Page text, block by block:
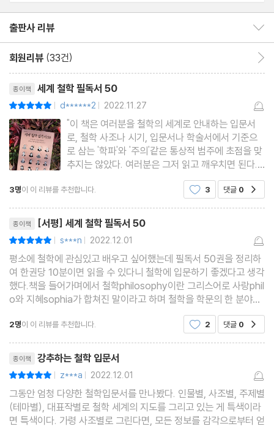
실은 논쟁이 필요 없는 위대한 철학서들의 책을 읽어봄으로써 잃을
것은 하나도 없고 무엇이든 얻게 될 것이라는 점이다.
《전쟁과 평화》로 고찰하는 지식에 접근하는 두 가지 방법
10. 데이비드 봄의 《전체와 접힌 질서》
전체론적 사고로 주류 양자론을 뒤집은 과학서이자 철학서
11. 주디스 버틀러의 《젠더 트러블》
페미니즘의 패러다임을 전복시킨 페미니즘의 고전
12. 노암 촘스키의 《촘스키, 세상의 물음에 답하다》
촘스키의 사상을 포괄적으로 조명하는 10년의 기록
13. 키케로의 《키케로의 의무론》
성경 다음으로 가장 많이 인쇄된 도덕 교육서이자 정치이론서
14. 공자의 《논어》
공자와 제자들이 이야기로 쌓은 세상 이치의 모든 것
16. 랄프 왈도 에머슨의 〈운명〉
운명 그리고 인간의 자유와 의지에서 찾은 인생의 법칙
출판사 리뷰
회원리뷰 (33건)
종이책 세계 철학 필독서 50
| d******2 | 2022.11.27
"이 책은 여러분을 철학의 세계로 안내하는 입문서
로, 철학 사조나 시기, 입문서나 학술서에서 기준으
로 삼는 '학파'와 '주의'같은 통상적 범주에 초점을 맞
추지는 않았다. 여러분은 그저 읽고 깨우치면 된다."
고, 단지, 철학서를 요약했을 것 같아서 읽을지 말지
들
3명이 이 리뷰를 추천합니다. 3 댓글 0
종이책 [서평] 세계 철학 필독서 50
| s***n | 2022.12.01
평소에 철학에 관심있고 배우고 싶어했는데 필독서 50권을 정리하
여 한권당 10분이면 읽을 수 있다니 철학에 입문하기 좋겠다고 생각
했다.책을 들어가며에서 철학philosophy이란 그리스어로 사랑phil
o와 지혜sophia가 합쳐진 말이라고 하며 철학을 학문의 한 분야인
동시에 개인적인 가치관이라고 말했다.?그래서인지 배우는 학문으
로만이 아니라 실용적이고 우리 생활에서도 결국 철학이
2명이 이 리뷰를 추천합니다. 2 댓글 0
종이책 강추하는 철학 입문서
| z***a | 2022.12.01
그동안 엄청 다양한 철학입문서를 만나봤다. 인물별, 사조별, 주제별
(테마별), 대표작별로 철학 세계의 지도를 그리고 있는 게 특색이라
면 특색이다. 가령 사조별로 그린다면, 모든 정보를 감각으로부터 얻